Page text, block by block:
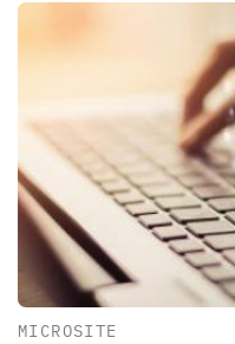
MICROSITE